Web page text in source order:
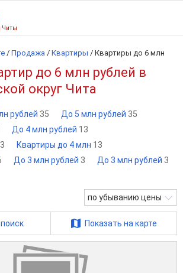
Читы
/ Продажа / Квартиры / Квартиры до 6 млн
до 6 млн рублей в
округ Чита
рублей 35 До 5 млн рублей 35
До 4 млн рублей 13
Квартиры до 4 млн 13
До 3 млн рублей 3 До 3 млн рублей 3
по убыванию цены
Показать на карте